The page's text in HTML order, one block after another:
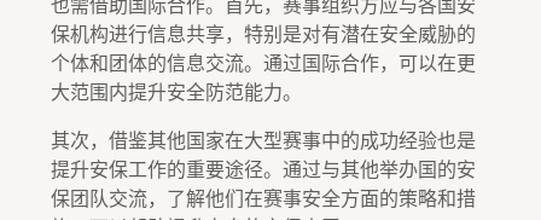
保机构进行信息共享，特别是对有潜在安全威胁的
个体和团体的信息交流。通过国际合作，可以在更
大范围内提升安全防范能力。
其次，借鉴其他国家在大型赛事中的成功经验也是
提升安保工作的重要途径。通过与其他举办国的安
保团队交流，了解他们在赛事安全方面的策略和措